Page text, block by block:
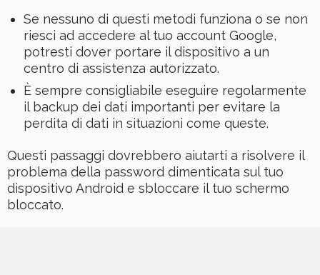
Se nessuno di questi metodi funziona o se non
riesci ad accedere al tuo account Google,
potresti dover portare il dispositivo a un
centro di assistenza autorizzato.
È sempre consigliabile eseguire regolarmente
il backup dei dati importanti per evitare la
perdita di dati in situazioni come queste.
Questi passaggi dovrebbero aiutarti a risolvere il
problema della password dimenticata sul tuo
dispositivo Android e sbloccare il tuo schermo
bloccato.